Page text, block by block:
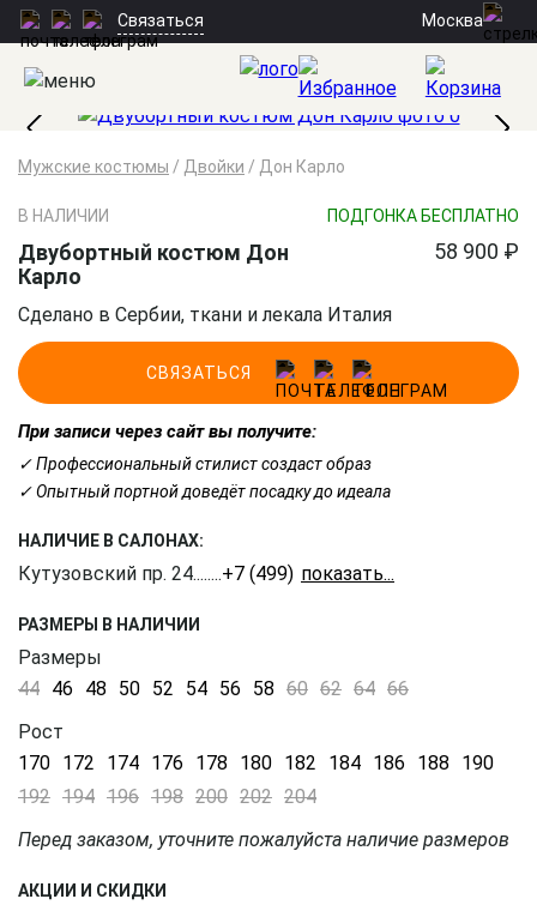
Связаться Москва
Мужские костюмы / Двойки / Дон Карло
В НАЛИЧИИ ПОДГОНКА БЕСПЛАТНО
Двубортный костюм Дон
Карло
58 900 ₽
Сделано в Сербии, ткани и лекала Италия
СВЯЗАТЬСЯ
При записи через сайт вы получите:
✓ Профессиональный стилист создаст образ
✓ Опытный портной доведёт посадку до идеала
НАЛИЧИЕ В САЛОНАХ:
Кутузовский пр. 24........+7 (499) 703-20-90
РАЗМЕРЫ В НАЛИЧИИ
Размеры
44 46 48 50 52 54 56 58 60 62 64 66
Рост
170 172 174 176 178 180 182 184 186 188 190
192 194 196 198 200 202 204
Перед заказом, уточните пожалуйста наличие размеров
АКЦИИ И СКИДКИ